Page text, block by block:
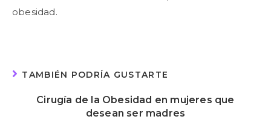
obesidad.
TAMBIÉN PODRÍA GUSTARTE
Cirugía de la Obesidad en mujeres que
desean ser madres